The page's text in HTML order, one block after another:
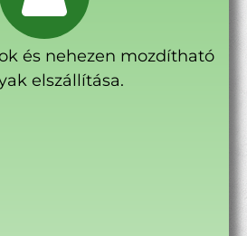
és nehezen mozdítható
elszállítása.